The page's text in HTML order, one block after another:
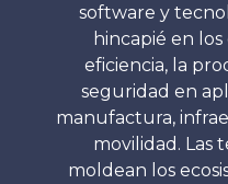
software y
hincapié en
eficiencia, la
seguridad en
manufactura,
movilidad. Las
moldean los